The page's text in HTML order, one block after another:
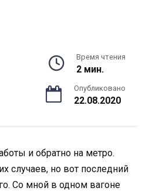
Время чтения
2 мин.
Опубликовано
22.08.2020
и обратно на метро.
случаев, но вот последний
Со мной в одном вагоне